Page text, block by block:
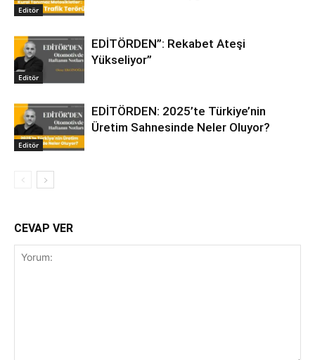
Editör
Editör
EDİTÖRDEN”: Rekabet Ateşi
Yükseliyor”
Editör
EDİTÖRDEN: 2025’te Türkiye’nin
Üretim Sahnesinde Neler Oluyor?
CEVAP VER